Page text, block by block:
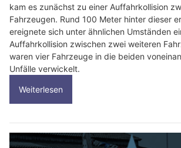
kam es zunächst zu einer Auffahrkollision
Fahrzeugen. Rund 100 Meter hinter dieser
ereignete sich unter ähnlichen Umständen
Auffahrkollision zwischen zwei weiteren
waren vier Fahrzeuge in die beiden
Unfälle verwickelt.
Weiterlesen